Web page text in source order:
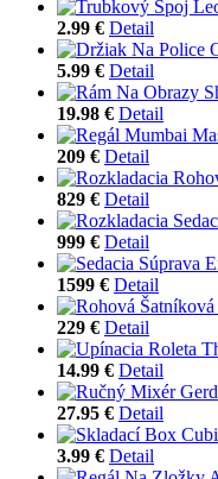
2.99 € Detail
5.99 € Detail
19.98 € Detail
209 € Detail
829 € Detail
999 € Detail
1599 € Detail
229 € Detail
14.99 € Detail
27.95 € Detail
3.99 € Detail